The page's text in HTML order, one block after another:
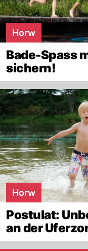
Horw
Bade-Spass
sichern!
Horw
Postulat:
an der